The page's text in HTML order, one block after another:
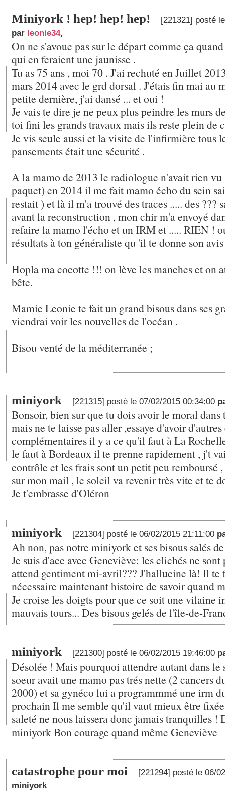
Miniyork ! hep! hep! hep!
[221321] posté
par leonie34,
On ne s'avoue pas sur le départ comme ça
qui en feraient une jaunisse .
Tu as 75 ans , moi 70 . J'ai rechuté en Juillet
mars 2014 avec le grd dorsal . J'étais fin mai au
petite dernière, j'ai dansé ... et oui !
Je vais te dire je ne peux plus peindre les murs
toi fini les grands travaux mais ils reste plein de
Je vis seule aussi et la visite de l'infirmière tous
pansements était une sécurité .
A la mamo de 2013 le radiologue n'avait rien vu
paquet) en 2014 il me fait mamo écho du sein
restait ) et là il m'a trouvé des traces ..... des ???
avant la reconstruction , mon chir m'a envoyé
refaire la mamo l'écho et un IRM et ..... RIEN !
résultats à ton généraliste qu 'il te donne son
Hopla ma cocotte !!! on lève les manches et on
bête.
Mamie Leonie te fait un grand bisous dans ses
viendrai voir les nouvelles de l'océan .
Bisou venté de la méditerranée ;
miniyork [221315] posté le 07/02/2015 00:34:00
Bonsoir, bien sur que tu dois avoir le moral dans
mais ne te laisse pas aller ,essaye d'avoir
complémentaires il y a ce qu'il faut à La
le faut à Bordeaux il te prenne rapidement , j't
contrôle et les frais sont un petit peu remboursé
sur mon mail , le soleil va revenir très vite et te
Je t'embrasse d'Oléron
miniyork [221304] posté le 06/02/2015 21:11:00
Ah non, pas notre miniyork et ses bisous salés
Je suis d'acc avec Geneviève: les clichés ne sont
attend gentiment mi-avril??? J'hallucine là! Il te
nécessaire maintenant histoire de savoir quand
Je croise les doigts pour que ce soit une vilaine
mauvais tours... Des bisous gelés de l'île-de-
miniyork [221300] posté le 06/02/2015 19:46:00
Désolée ! Mais pourquoi attendre autant dans le
soeur avait une mamo pas trés nette (2 cancers
2000) et sa gynéco lui a programmmé une irm
prochain Il me semble qu'il vaut mieux être
saleté ne nous laissera donc jamais tranquilles !
miniyork Bon courage quand même Geneviève
catastrophe pour moi
[221294] posté le 06/
miniyork